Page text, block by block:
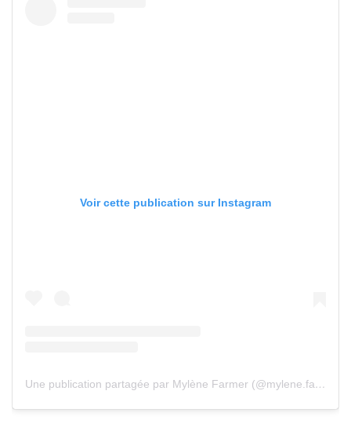
Voir cette publication sur Instagram
Une publication partagée par Mylène Farmer (@mylene.farmer.official)